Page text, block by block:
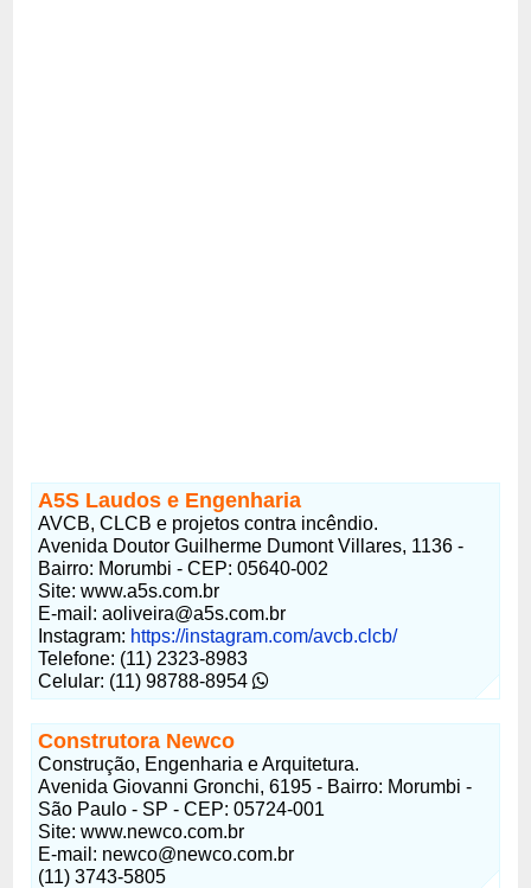
A5S Laudos e Engenharia
AVCB, CLCB e projetos contra incêndio.
Avenida Doutor Guilherme Dumont Villares, 1136 -
Bairro: Morumbi - CEP: 05640-002
Site: www.a5s.com.br
E-mail:aoliveira@a5s.com.br
Instagram: https://instagram.com/avcb.clcb/
Telefone: (11) 2323-8983
Celular: (11) 98788-8954
Construtora Newco
Construção, Engenharia e Arquitetura.
Avenida Giovanni Gronchi, 6195 - Bairro: Morumbi -
São Paulo - SP - CEP: 05724-001
Site: www.newco.com.br
E-mail: newco@newco.com.br
(11) 3743-5805